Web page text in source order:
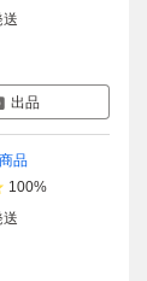
送
出品
品
100%
送